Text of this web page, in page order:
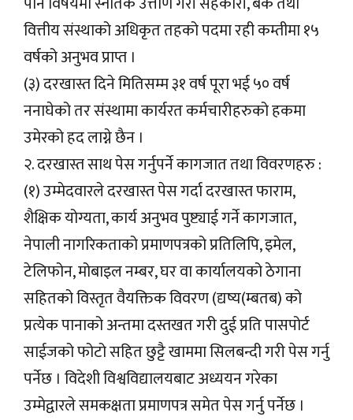
वित्तीय संस्थाको अधिकृत तहको पदमा रही कम्तीमा १५
वर्षको अनुभव प्राप्त ।
(३) दरखास्त दिने मितिसम्म ३१ वर्ष पूरा भई ५० वर्ष
ननाघेको तर संस्थामा कार्यरत कर्मचारीहरुको हकमा
उमेरको हद लाग्ने छैन ।
२. दरखास्त साथ पेस गर्नुपर्ने कागजात तथा विवरणहरु :
(१) उम्मेदवारले दरखास्त पेस गर्दा दरखास्त फाराम,
शैक्षिक योग्यता, कार्य अनुभव पुष्ट्याई गर्ने कागजात,
नेपाली नागरिकताको प्रमाणपत्रको प्रतिलिपि, इमेल,
टेलिफोन, मोबाइल नम्बर, घर वा कार्यालयको ठेगाना
सहितको विस्तृत वैयक्तिक विवरण (द्यष्य(म्बतब) को
प्रत्येक पानाको अन्तमा दस्तखत गरी दुई प्रति पासपोर्ट
साईजको फोटो सहित छुट्टै खाममा सिलबन्दी गरी पेस गर्नु
पर्नेछ । विदेशी विश्वविद्यालयबाट अध्ययन गरेका
उम्मेद्वारले समकक्षता प्रमाणपत्र समेत पेस गर्नु पर्नेछ ।